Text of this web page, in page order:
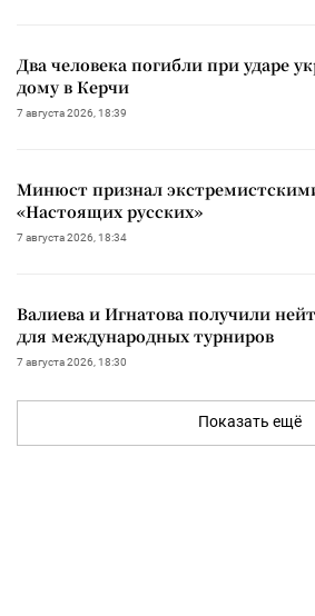
Два человека погибли при ударе
дому в Керчи
7 августа 2026, 18:39
Минюст признал
«Настоящих русских»
7 августа 2026, 18:34
Валиева и Игнатова получили
для международных турниров
7 августа 2026, 18:30
Показать ещё